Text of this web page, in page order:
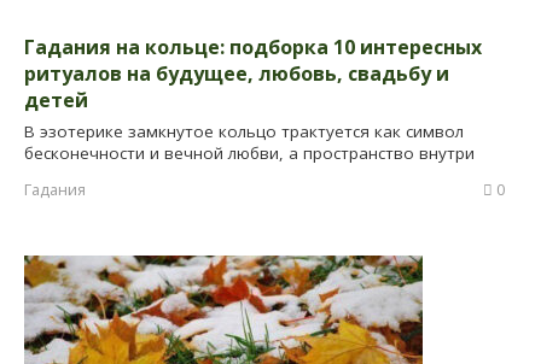
Гадания на кольце: подборка 10 интересных
ритуалов на будущее, любовь, свадьбу и
детей
В эзотерике замкнутое кольцо трактуется как символ
бесконечности и вечной любви, а пространство внутри
Гадания
0